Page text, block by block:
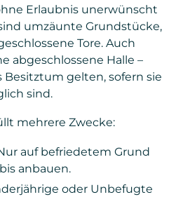
Erlaubnis unerwünscht
umzäunte Grundstücke,
Tore. Auch
abgeschlossene Halle –
gelten, sofern sie
sind.
mehrere Zwecke:
auf befriedetem Grund
anbauen.
oder Unbefugte